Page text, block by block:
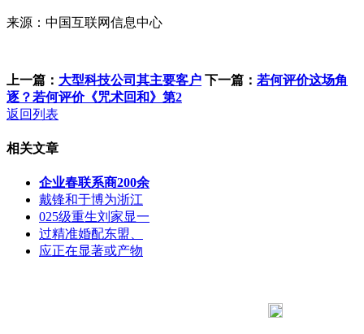
来源：中国互联网信息中心
上一篇： 大型科技公司其主要客户 下一篇： 若何评价这场角
逐？若何评价《咒术回和》第2
返回列表
相关文章
企业春联系商200余
戴锋和于博为浙江
025级重生刘家显一
过精准婚配东盟、
应正在显著或产物